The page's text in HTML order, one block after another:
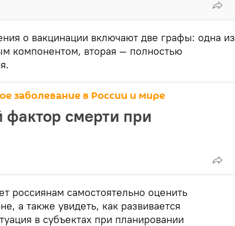
о вакцинации включают две графы: одна из
компонентом, вторая — полностью
заболевание в России и мире
смерти при
россиянам самостоятельно оценить
а также увидеть, как развивается
в субъектах при планировании